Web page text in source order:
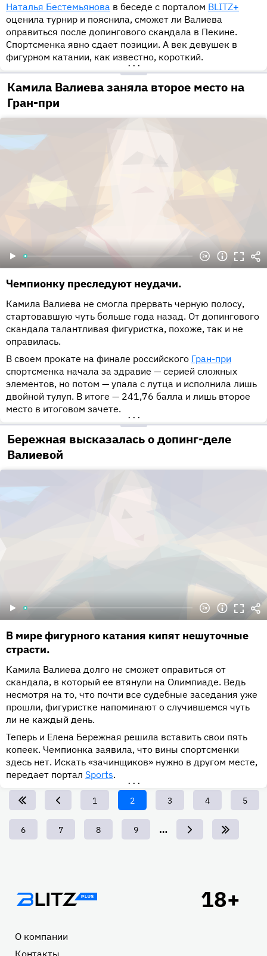
Наталья Бестемьянова в беседе с порталом BLITZ+
оценила турнир и пояснила, сможет ли Валиева
оправиться после допингового скандала в Пекине.
Спортсменка явно сдает позиции. А век девушек в
фигурном катании, как известно, короткий.
•••
Камила Валиева заняла второе место на
Гран-при
Чемпионку преследуют неудачи.
Камила Валиева не смогла прервать черную полосу,
стартовавшую чуть больше года назад. От допингового
скандала талантливая фигуристка, похоже, так и не
оправилась.
В своем прокате на финале российского Гран-при
спортсменка начала за здравие — серией сложных
элементов, но потом — упала с лутца и исполнила лишь
двойной тулуп. В итоге — 241,76 балла и лишь второе
место в итоговом зачете.
•••
Бережная высказалась о допинг-деле
Валиевой
В мире фигурного катания кипят нешуточные
страсти.
Камила Валиева долго не сможет оправиться от
скандала, в который ее втянули на Олимпиаде. Ведь
несмотря на то, что почти все судебные заседания уже
прошли, фигуристке напоминают о случившемся чуть
ли не каждый день.
Теперь и Елена Бережная решила вставить свои пять
копеек. Чемпионка заявила, что вины спортсменки
здесь нет. Искать «зачинщиков» нужно в другом месте,
передает портал Sports.
•••
Page
1 Текущая
страница
2 Page
3 Page
4 Page
5
Page
6 Page
7 Page
8 Page
9 …
Подвал
О компании